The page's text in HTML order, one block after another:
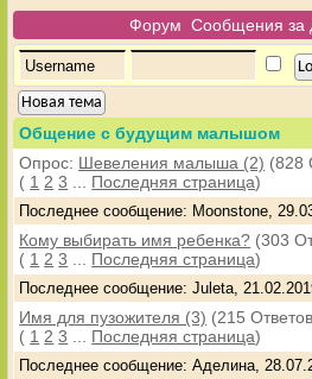
Форум Сообщения за
Новая тема
Общение с будущим малышом
Опрос: Шевеления малыша (2) (828
( 1 2 3 Последняя страница)
Последнее сообщение: Moonstone,
Кому выбирать имя ребенка? (303
( 1 2 3 Последняя страница)
Последнее сообщение: Juleta,
Имя для пузожителя (3) (215
( 1 2 3 Последняя страница)
Последнее сообщение: Аделина,